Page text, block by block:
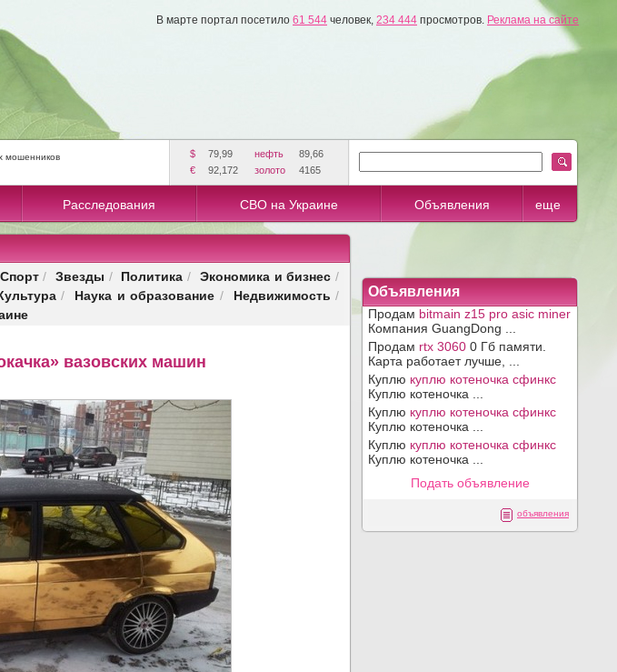
В марте портал посетило 61 544 человек, 234 444 просмотров. Реклама на сайте
мошенников
$ 79,99 нефть
89,66
€
92,172 золото 4165
Расследования СВО на Украине Объявления еще
Спорт/ Звезды / Политика / Экономика и бизнес /
/ Наука и образование / Недвижимость /
вазовских машин
Объявления
Продам bitmain z15 pro asic miner
Компания GuangDong ...
Продам rtx 3060 0 Гб памяти.
Карта работает лучше, ...
Куплю куплю котеночка сфинкс
Куплю котеночка ...
Куплю куплю котеночка сфинкс
Куплю котеночка ...
Куплю куплю котеночка сфинкс
Куплю котеночка ...
Подать объявление
объявления